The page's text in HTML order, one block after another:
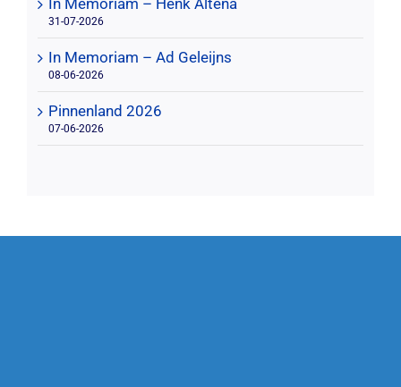
31-07-2026
In Memoriam – Ad Geleijns
08-06-2026
Pinnenland 2026
07-06-2026